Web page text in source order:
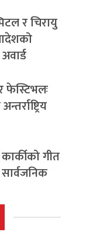
र चिरायु
फेस्टिभलः
कार्कीको गीत